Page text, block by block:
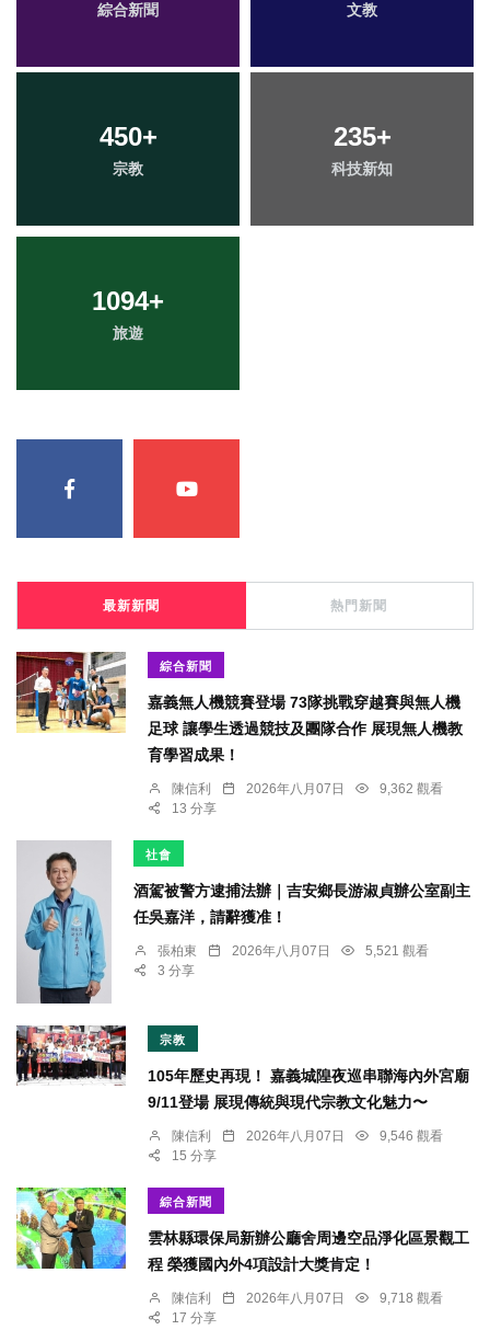
綜合新聞 文教
450+
宗教
235+
科技新知
1094+
旅遊
最新新聞 熱門新聞
綜合新聞
嘉義無人機競賽登場 73隊挑戰穿越賽與無人機
足球 讓學生透過競技及團隊合作 展現無人機教
育學習成果！
陳信利 2026年八月07日
9,362 觀看
13 分享
社會
酒駕被警方逮捕法辦｜吉安鄉長游淑貞辦公室副主
任吳嘉洋，請辭獲准！
張柏東 2026年八月07日
5,521 觀看
3 分享
宗教
105年歷史再現！ 嘉義城隍夜巡串聯海內外宮廟
9/11登場 展現傳統與現代宗教文化魅力〜
陳信利 2026年八月07日
9,546 觀看
15 分享
綜合新聞
雲林縣環保局新辦公廳舍周邊空品淨化區景觀工
程 榮獲國內外4項設計大獎肯定！
陳信利 2026年八月07日
9,718 觀看
17 分享